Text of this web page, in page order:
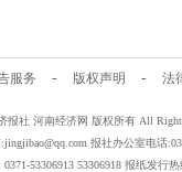
服务 - 版权声明 - 法
报社 河南经济网 版权所有 All
报社办公室电话
53306913 53306918 报纸发行热